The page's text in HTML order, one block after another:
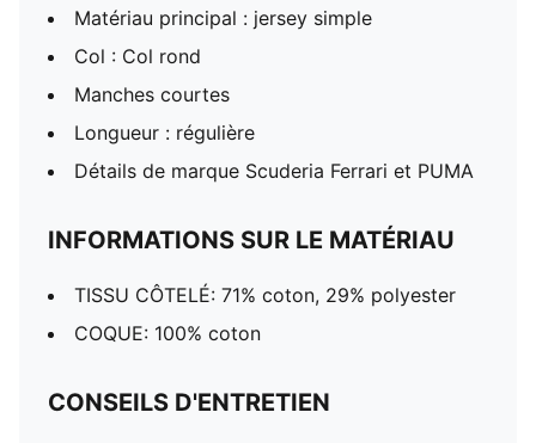
Matériau principal : jersey simple
Col : Col rond
Manches courtes
Longueur : régulière
Détails de marque Scuderia Ferrari et PUMA
INFORMATIONS SUR LE MATÉRIAU
TISSU CÔTELÉ: 71% coton, 29% polyester
COQUE: 100% coton
CONSEILS D'ENTRETIEN